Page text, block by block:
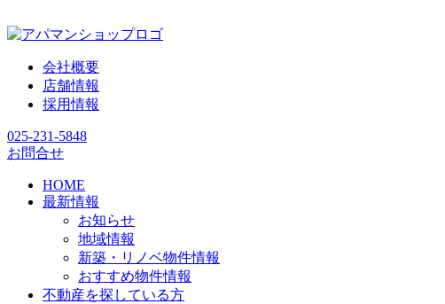
会社概要
店舗情報
採用情報
025-231-5848
お問合せ
HOME
最新情報
お知らせ
地域情報
新築・リノベ物件情報
おすすめ物件情報
不動産を探している方